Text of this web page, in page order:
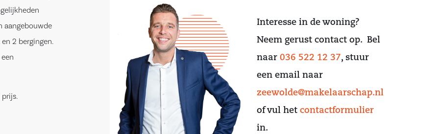
aangebouwde
2 bergingen.
Interesse in de woning?
Neem gerust contact op. Bel
naar 036 522 12 37, stuur
een email naar
zeewolde@makelaarschap.nl
of vul het contactformulier
in.